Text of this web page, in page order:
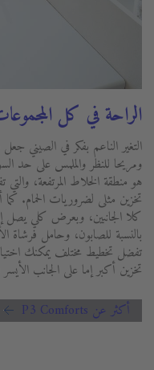
الراحة في كل
ومريحا للنظر والملمس على حد
هو منطقة الخلاط المرتفعة،
تخزين مثلى لضروريات الحمام.
بالنسبة للصابون، وحامل فرشاة
تفضل تخطيط مختلف يمكنك
تخزين أكبر إما على الجانب
أكثر عن P3 Comforts